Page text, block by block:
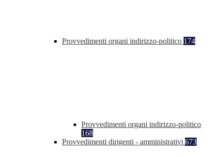
Provvedimenti organi indirizzo-politico 174
Provvedimenti organi indirizzo-politico
168
Provvedimenti dirigenti - amministrativi 673